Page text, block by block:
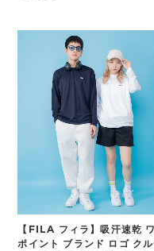
【FILA フィラ】吸汗速乾
ポイント ブランド ロゴ ク